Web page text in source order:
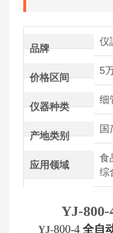
品牌
仪
价格区间
5
仪器种类
细
产地类别
国
应用领域
食
综
YJ-
YJ-800-4全自